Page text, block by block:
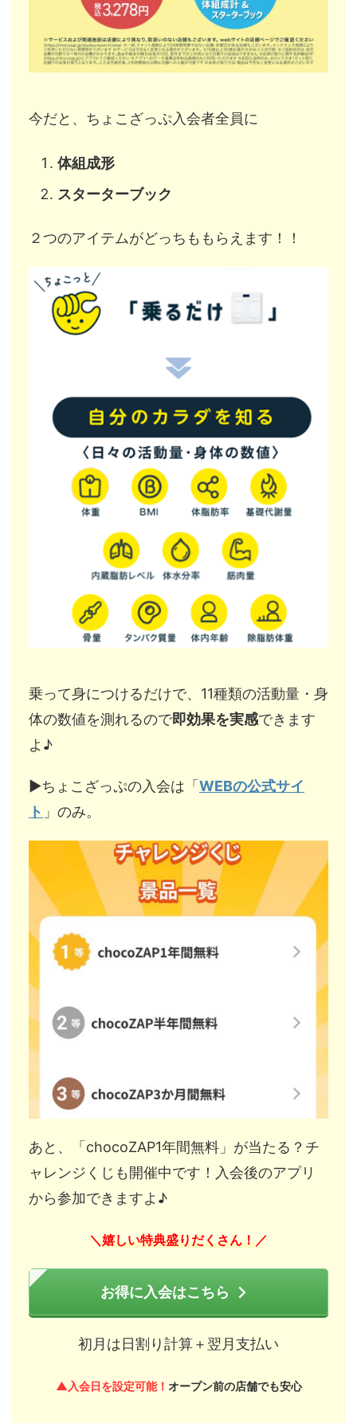
今だと、ちょこざっぷ入会者全員に
体組成形
スターターブック
２つのアイテムがどっちももらえます！！
乗って身につけるだけで、11種類の活動量・身
体の数値を測れるので即効果を実感できます
よ♪
▶︎ちょこざっぷの入会は「 WEBの公式サイ
ト 」のみ。
あと、「chocoZAP1年間無料」が当たる？チ
ャレンジくじも開催中です！入会後のアプリ
から参加できますよ♪
＼ 嬉しい特典盛りだくさん！／
お得に入会はこちら
初月は日割り計算＋翌月支払い
▲入会日を設定可能！ オープン前の店舗でも安心